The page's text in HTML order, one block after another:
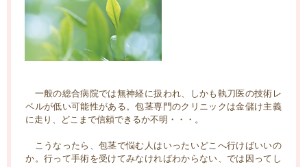
一般の総合病院では無神経に扱われ、しかも執刀医の技術レ
ベルが低い可能性がある。包茎専門のクリニックは金儲け主義
に走り、どこまで信頼できるか不明・・・。
こうなったら、包茎で悩む人はいったいどこへ行けばいいの
か。行って手術を受けてみなければわからない、では因ってし